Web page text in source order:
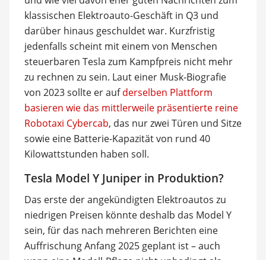
klassischen Elektroauto-Geschäft in Q3 und
darüber hinaus geschuldet war. Kurzfristig
jedenfalls scheint mit einem von Menschen
steuerbaren Tesla zum Kampfpreis nicht mehr
zu rechnen zu sein. Laut einer Musk-Biografie
von 2023 sollte er aufderselben Plattform
basieren wie das mittlerweile präsentierte reine
Robotaxi Cybercab, das nur zwei Türen und Sitze
sowie eine Batterie-Kapazität von rund 40
Kilowattstunden haben soll.
Tesla Model Y Juniper in Produktion?
Das erste der angekündigten Elektroautos zu
niedrigen Preisen könnte deshalb das Model Y
sein, für das nach mehreren Berichten eine
Auffrischung Anfang 2025 geplant ist – auch